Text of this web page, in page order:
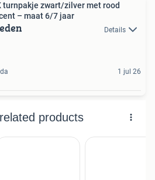
turnpakje zwart/zilver met rood
– maat 6/7 jaar
Details
1 jul 26